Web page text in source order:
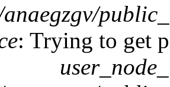
: Trying to get